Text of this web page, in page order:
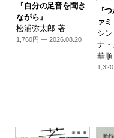
『自分の足音を聞き
ながら』
松浦弥太郎 著
1,760円 — 2026.08.20
『
ァミ
シ
ナ
華